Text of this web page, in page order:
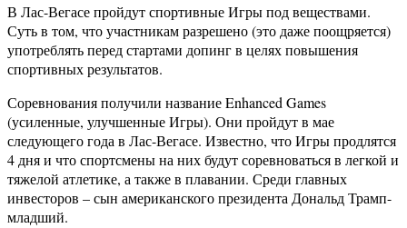
В Лас-Вегасе пройдут спортивные Игры под веществами.
Суть в том, что участникам разрешено (это даже поощряется)
употреблять перед стартами допинг в целях повышения
спортивных результатов.
Соревнования получили название Enhanced Games
(усиленные, улучшенные Игры). Они пройдут в мае
следующего года в Лас-Вегасе. Известно, что Игры продлятся
4 дня и что спортсмены на них будут соревноваться в легкой и
тяжелой атлетике, а также в плавании. Среди главных
инвесторов – сын американского президента Дональд Трамп-
младший.